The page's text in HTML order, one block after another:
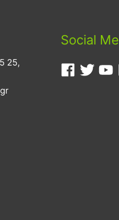
25,
Social